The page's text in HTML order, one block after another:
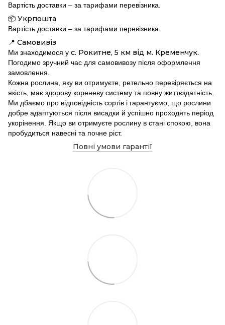
Вартість доставки – за тарифами перевізника.
📦 Укрпошта
Вартість доставки – за тарифами перевізника.
📍 Самовивіз
Ми знаходимося у с. Рокитне, 5 км від м. Кременчук
Погодимо зручний час для самовивозу після оформлення
замовлення.
Кожна рослина, яку ви отримуєте, ретельно перевіряється на
якість, має здорову кореневу систему та повну життєздатність.
Ми дбаємо про відповідність сортів і гарантуємо, що рослини
добре адаптуються після висадки й успішно проходять період
укорінення. Якщо ви отримуєте рослину в стані спокою, вона
пробудиться навесні та почне ріст.
Повні умови гарантії